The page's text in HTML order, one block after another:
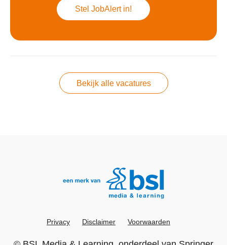
Stel JobAlert in!
Bekijk alle vacatures
Privacy Disclaimer Voorwaarden